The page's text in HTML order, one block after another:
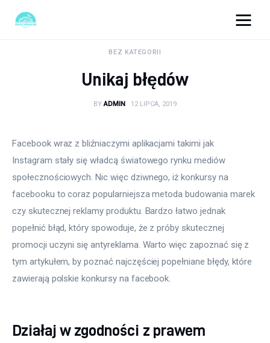
Turystyka
Dom i ogród
Uroda
Więcej
BEZ KATEGORII
Unikaj błędów
BY ADMIN 12 LIPCA, 2019
Facebook wraz z bliźniaczymi aplikacjami takimi jak
Instagram stały się władcą światowego rynku mediów
społecznościowych. Nic więc dziwnego, iż konkursy na
facebooku to coraz popularniejsza metoda budowania marek
czy skutecznej reklamy produktu. Bardzo łatwo jednak
popełnić błąd, który spowoduje, że z próby skutecznej
promocji uczyni się antyreklama. Warto więc zapoznać się z
tym artykułem, by poznać najczęściej popełniane błędy, które
zawierają polskie konkursy na facebook.
Działaj w zgodności z prawem